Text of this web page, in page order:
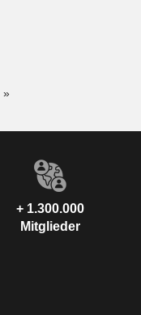
+ 1.300.000
Mitglieder